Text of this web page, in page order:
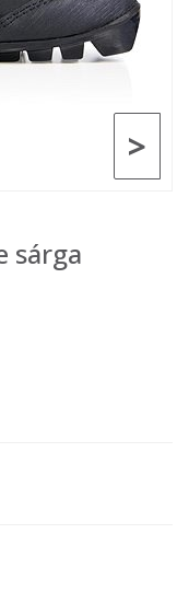
>
sárga